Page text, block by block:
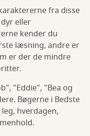
fra disse
eller
kender du
læsning, andre er
er der de mindre
"Eddie", "Bea og
Bøgerne i Bedste
hverdagen,